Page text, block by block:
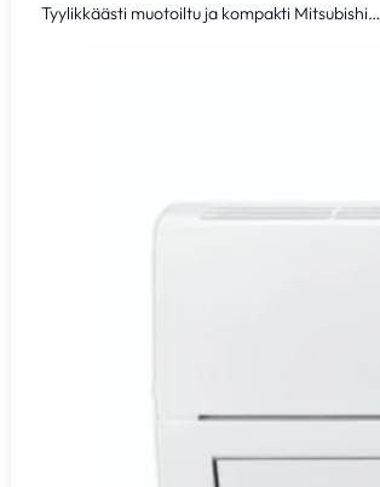
Tyylikkäästi muotoiltu ja kompakti Mitsubishi…